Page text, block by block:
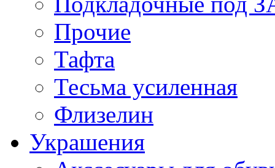
Прочие
Тафта
Тесьма усиленная
Флизелин
Украшения